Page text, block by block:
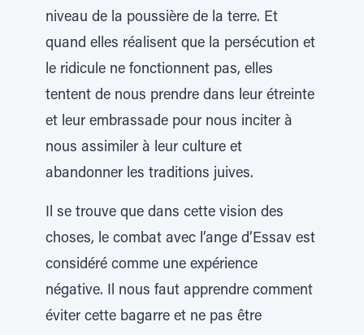
niveau de la poussière de la terre. Et
quand elles réalisent que la persécution et
le ridicule ne fonctionnent pas, elles
tentent de nous prendre dans leur étreinte
et leur embrassade pour nous inciter à
nous assimiler à leur culture et
abandonner les traditions juives.
Il se trouve que dans cette vision des
choses, le combat avec l’ange d’Essav est
considéré comme une expérience
négative. Il nous faut apprendre comment
éviter cette bagarre et ne pas être